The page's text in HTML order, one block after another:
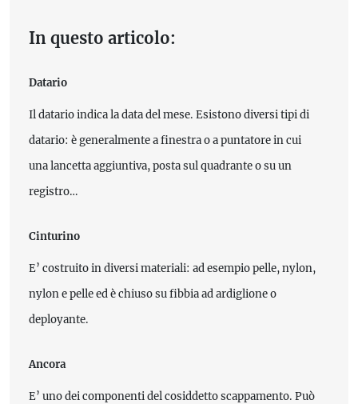
In questo articolo:
Datario
Il datario indica la data del mese. Esistono diversi tipi di
datario: è generalmente a finestra o a puntatore in cui
una lancetta aggiuntiva, posta sul quadrante o su un
registro…
Cinturino
E’ costruito in diversi materiali: ad esempio pelle, nylon,
nylon e pelle ed è chiuso su fibbia ad ardiglione o
deployante.
Ancora
E’ uno dei componenti del cosiddetto scappamento. Può